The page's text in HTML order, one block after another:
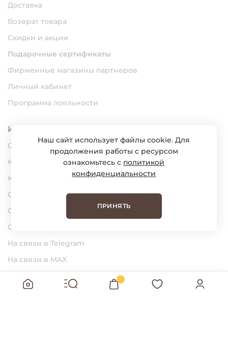
Доставка
Возврат товара
Скидки и акции
Подарочные сертификаты
Фирменные магазины партнеров
Личный кабинет
Программа лояльности
Информация
О нас
Карьера
Контакты
Статьи
Сертификаты
Обратная связь
На связи в Telegram
На связи в MAX
BUNGLY Интернет-магазин детской
Наш сайт использует файлы cookie. Для
продолжения работы с ресурсом
ознакомьтесь с политикой
конфиденциальности
ПРИНЯТЬ